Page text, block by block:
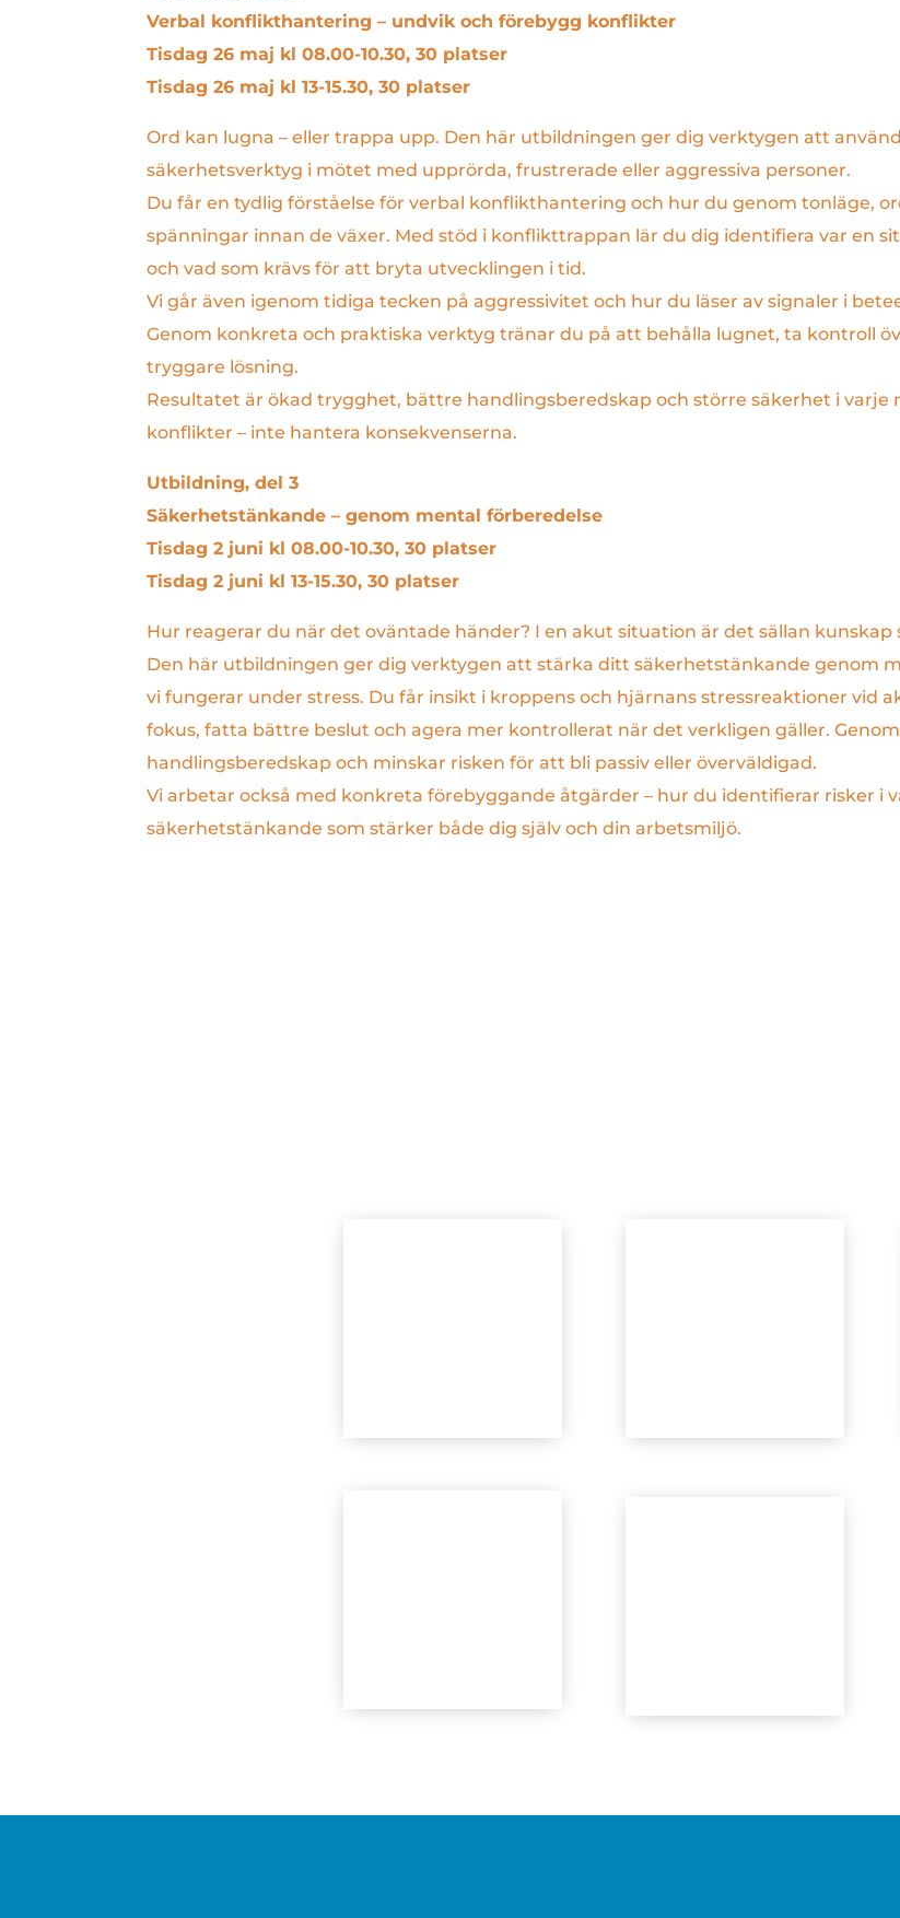
Verbal konflikthantering – undvik och förebygg konflikter
Tisdag 26 maj kl 08.00-10.30, 30 platser
Tisdag 26 maj kl 13-15.30, 30 platser
Ord kan lugna – eller trappa upp. Den här utbildningen ger dig verktygen att
säkerhetsverktyg i mötet med upprörda, frustrerade eller aggressiva personer.
Du får en tydlig förståelse för verbal konflikthantering och hur du genom tonläge,
spänningar innan de växer. Med stöd i konflikttrappan lär du dig identifiera var en
och vad som krävs för att bryta utvecklingen i tid.
Vi går även igenom tidiga tecken på aggressivitet och hur du läser av signaler i
Genom konkreta och praktiska verktyg tränar du på att behålla lugnet, ta kontroll
tryggare lösning.
Resultatet är ökad trygghet, bättre handlingsberedskap och större säkerhet i varje
konflikter – inte hantera konsekvenserna.
Utbildning, del 3
Säkerhetstänkande – genom mental förberedelse
Tisdag 2 juni kl 08.00-10.30, 30 platser
Tisdag 2 juni kl 13-15.30, 30 platser
Hur reagerar du när det oväntade händer? I en akut situation är det sällan kunskap
Den här utbildningen ger dig verktygen att stärka ditt säkerhetstänkande genom
vi fungerar under stress. Du får insikt i kroppens och hjärnans stressreaktioner vid
fokus, fatta bättre beslut och agera mer kontrollerat när det verkligen gäller.
handlingsberedskap och minskar risken för att bli passiv eller överväldigad.
Vi arbetar också med konkreta förebyggande åtgärder – hur du identifierar risker i
säkerhetstänkande som stärker både dig själv och din arbetsmiljö.